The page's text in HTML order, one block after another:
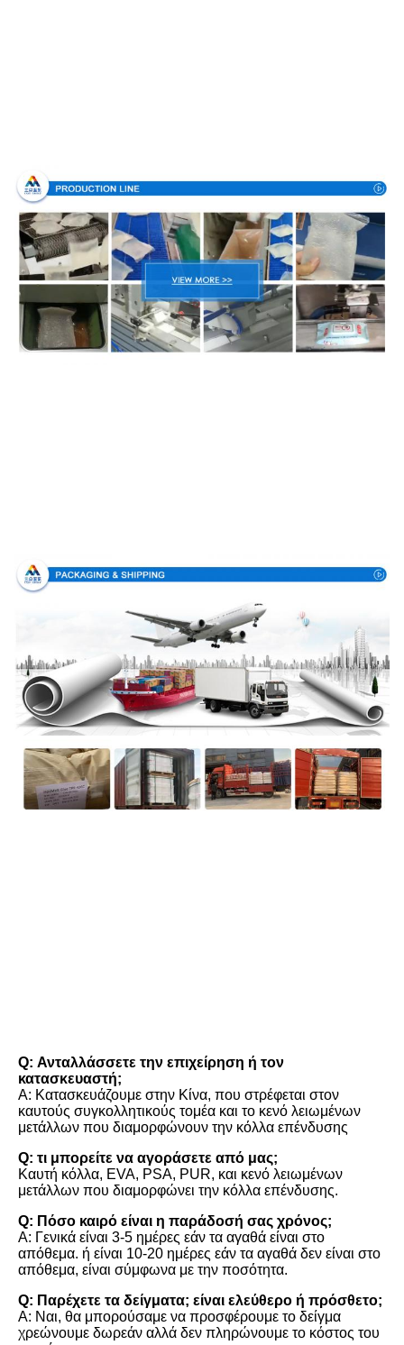
Q: Ανταλλάσσετε την επιχείρηση ή τον
κατασκευαστή;
Α: Κατασκευάζουμε στην Κίνα, που στρέφεται στον
καυτούς συγκολλητικούς τομέα και το κενό λειωμένων
μετάλλων που διαμορφώνουν την κόλλα επένδυσης
Q: τι μπορείτε να αγοράσετε από μας;
Καυτή κόλλα, EVA, PSA, PUR, και κενό λειωμένων
μετάλλων που διαμορφώνει την κόλλα επένδυσης.
Q: Πόσο καιρό είναι η παράδοσή σας χρόνος;
Α: Γενικά είναι 3-5 ημέρες εάν τα αγαθά είναι στο
απόθεμα. ή είναι 10-20 ημέρες εάν τα αγαθά δεν είναι στο
απόθεμα, είναι σύμφωνα με την ποσότητα.
Q: Παρέχετε τα δείγματα; είναι ελεύθερο ή πρόσθετο;
Α: Ναι, θα μπορούσαμε να προσφέρουμε το δείγμα
χρεώνουμε δωρεάν αλλά δεν πληρώνουμε το κόστος του